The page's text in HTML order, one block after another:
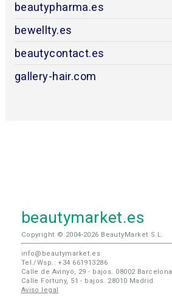
beautypharma.es
bewellty.es
beautycontact.es
gallery-hair.com
beautymarket.es
Copyright © 2004-2026 BeautyMarket S.L.
info@beautymarket.es
Tel./Wsp.: +34 661913286
Calle de Avinyó, 29 - bajos. 08002 Barcelona
Calle Fortuny, 51 - bajos. 28010 Madrid
Aviso legal